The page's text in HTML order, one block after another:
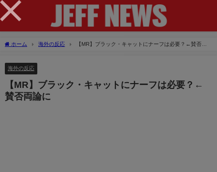
ホーム 海外の反応
【MR】ブラック・キャットにナーフは必要？←賛否両
海外の反応
【MR】ブラック・キャットにナーフは必要？←
賛否両論に
×